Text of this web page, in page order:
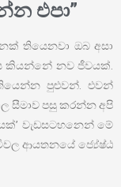
එපා”
තියෙනවා ඔබ අසා
කියන්නේ නව ජීවයක්.
පුළුවන්. එවන්
සීමාව පසු කරන්න අපි
වැඩසටහනෙන් මේ
ආයතනයේ ජ්‍යේෂ්ඨ